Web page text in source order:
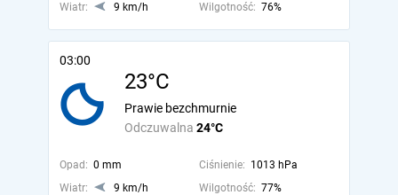
Wiatr:
9 km/h Wilgotność: 76%
03:00
23°C
Odczuwalna 24°C
Prawie bezchmurnie
Opad: 0 mm Ciśnienie: 1013 hPa
Wiatr:
9 km/h Wilgotność: 77%